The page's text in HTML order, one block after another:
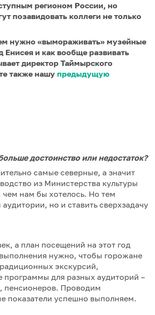
регионом России, но
позавидовать коллеги не только
нужно «вымораживать» музейные
и как вообще развивать
директор Таймырского
также нашупредыдущую
достоинство или недостаток?
самые северные, а значит
из Министерства культуры
нам бы хотелось. Но тем
но и ставить сверхзадачу
а план посещений на этот год
нужно, чтобы горожане
экскурсий,
программы для разных аудиторий –
пенсионеров. Проводим
показатели успешно выполняем.